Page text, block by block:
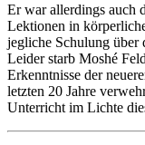
Er war allerdings auch
Lektionen in
jegliche Schulung über
Leider starb Moshé
Erkenntnisse der
letzten 20 Jahre
Unterricht im Lichte